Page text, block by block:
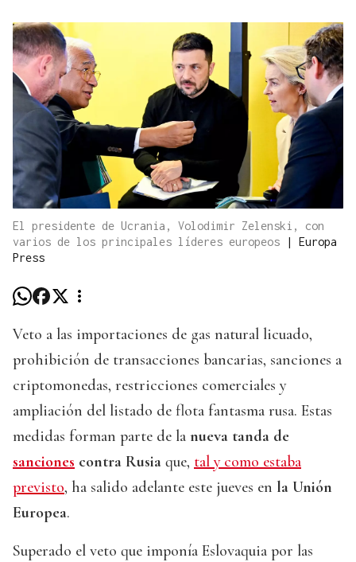
El presidente de Ucrania, Volodimir Zelenski, con
varios de los principales líderes europeos
| Europa
Press
Veto a las importaciones de gas natural licuado,
prohibición de transacciones bancarias, sanciones a
criptomonedas, restricciones comerciales y
ampliación del listado de flota fantasma rusa. Estas
medidas forman parte de la nueva tanda de
sanciones contra Rusia que, tal y como estaba
previsto, ha salido adelante este jueves en la Unión
Europea.
Superado el veto que imponía Eslovaquia por las